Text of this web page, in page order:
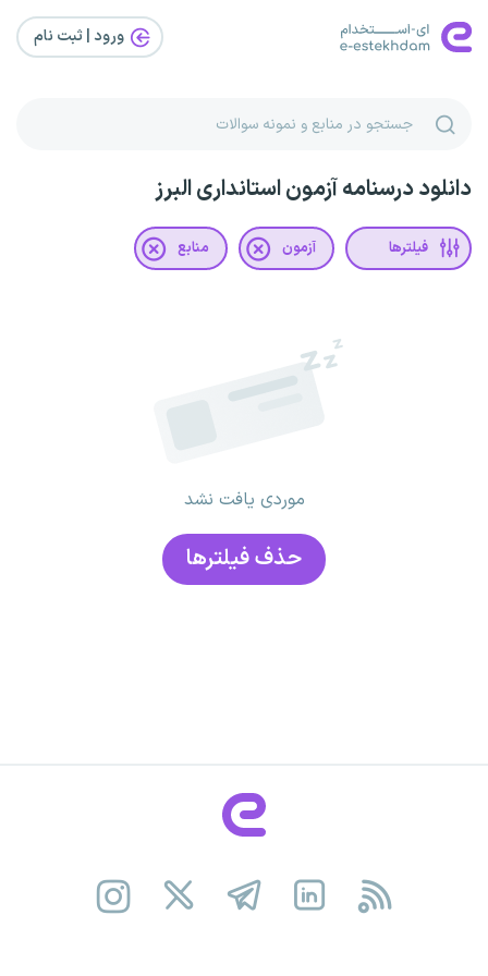
ورود | ثبت‌ نام
دانلود درسنامه آزمون استانداری البرز
فیلترها آزمون منابع
موردی یافت نشد
حذف فیلتر‌ها